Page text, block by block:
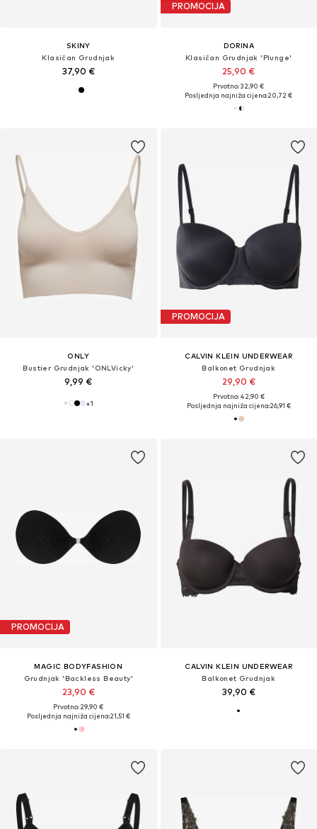
SKINY
Klasičan Grudnjak
37,90 €
PROMOCIJA
DORINA
Klasičan Grudnjak 'Plunge'
25,90 €
Prvotno: 32,90 €
Posljednja najniža cijena:20,72 €
ONLY
Bustier Grudnjak 'ONLVicky'
9,99 €
+1
PROMOCIJA
CALVIN KLEIN UNDERWEAR
Balkonet Grudnjak
29,90 €
Prvotno: 42,90 €
Posljednja najniža cijena:26,91 €
PROMOCIJA
MAGIC BODYFASHION
Grudnjak 'Backless Beauty'
23,90 €
Prvotno: 29,90 €
Posljednja najniža cijena:21,51 €
CALVIN KLEIN UNDERWEAR
Balkonet Grudnjak
39,90 €